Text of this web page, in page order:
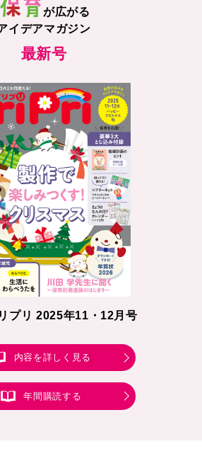
が広がる
イデアマガジン
最新号
プリ 2025年11・12月号
内容を詳しく見る
年間購読する